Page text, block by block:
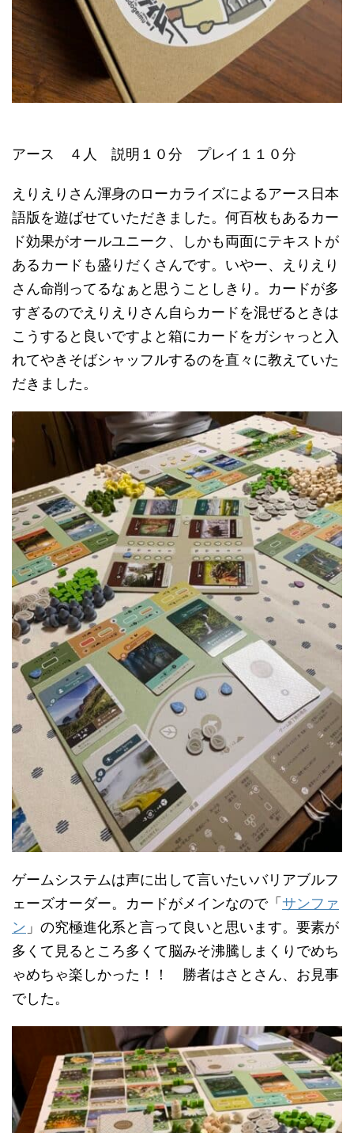
アース ４人 説明１０分 プレイ１１０分
えりえりさん渾身のローカライズによるアース日本
語版を遊ばせていただきました。何百枚もあるカー
ド効果がオールユニーク、しかも両面にテキストが
あるカードも盛りだくさんです。いやー、えりえり
さん命削ってるなぁと思うことしきり。カードが多
すぎるのでえりえりさん自らカードを混ぜるときは
こうすると良いですよと箱にカードをガシャっと入
れてやきそばシャッフルするのを直々に教えていた
だきました。
ゲームシステムは声に出して言いたいバリアブルフ
ェーズオーダー。カードがメインなので「 サンファ
ン 」の究極進化系と言って良いと思います。要素が
多くて見るところ多くて脳みそ沸騰しまくりでめち
ゃめちゃ楽しかった！！ 勝者はさとさん、お見事
でした。